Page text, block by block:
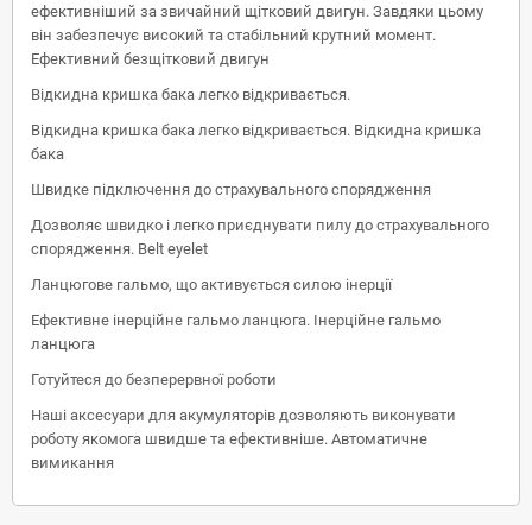
ефективніший за звичайний щітковий двигун. Завдяки цьому
він забезпечує високий та стабільний крутний момент.
Ефективний безщітковий двигун
Відкидна кришка бака легко відкривається.
Відкидна кришка бака легко відкривається. Відкидна кришка
бака
Швидке підключення до страхувального спорядження
Дозволяє швидко і легко приєднувати пилу до страхувального
спорядження. Belt eyelet
Ланцюгове гальмо, що активується силою інерції
Ефективне інерційне гальмо ланцюга. Інерційне гальмо
ланцюга
Готуйтеся до безперервної роботи
Наші аксесуари для акумуляторів дозволяють виконувати
роботу якомога швидше та ефективніше. Автоматичне
вимикання